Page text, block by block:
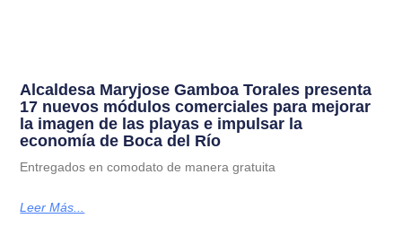
Alcaldesa Maryjose Gamboa Torales presenta
17 nuevos módulos comerciales para mejorar
la imagen de las playas e impulsar la
economía de Boca del Río
Entregados en comodato de manera gratuita
Leer Más...